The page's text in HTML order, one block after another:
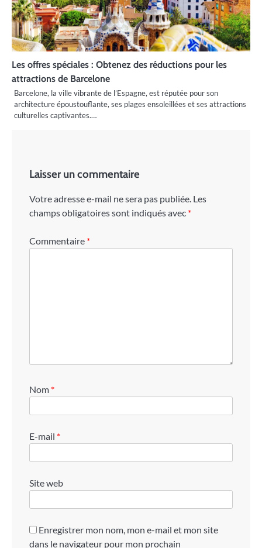
Les offres spéciales : Obtenez des réductions pour les
attractions de Barcelone
Barcelone, la ville vibrante de l’Espagne, est réputée pour son
architecture époustouflante, ses plages ensoleillées et ses attractions
culturelles captivantes.…
Laisser un commentaire
Votre adresse e-mail ne sera pas publiée. Les
champs obligatoires sont indiqués avec *
Commentaire *
Nom *
E-mail *
Site web
Enregistrer mon nom, mon e-mail et mon site
dans le navigateur pour mon prochain